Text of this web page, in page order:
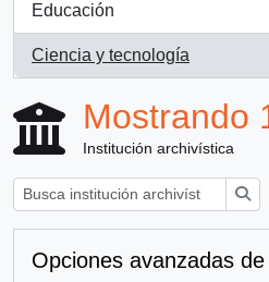
Educación
, 1 resultados
Ciencia y tecnología
, 1 resultados
Mostrando
Institución archivística
Opciones avanzadas